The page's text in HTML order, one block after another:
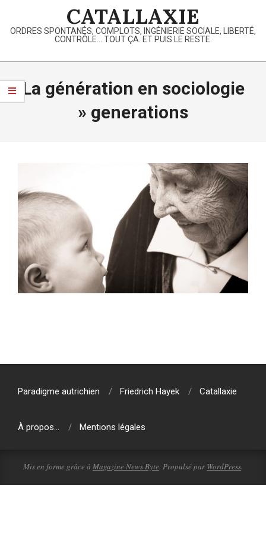
content
CATALLAXIE
ORDRES SPONTANÉS, COMPLOTS, INGÉNIERIE SOCIALE, LIBERTÉ,
CONTRÔLE… TOUT ÇA. ET PUIS LE RESTE.
Primary
Menu
La génération en sociologie
» generations
02-
Paradigme autrichien
Friedrich Hayek Catallaxie
À propos… Mentions légales
Mis en forme grâce à Magazine News Byte . Propulsé par WordPress